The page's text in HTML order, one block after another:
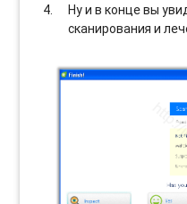
Ну и в конце вы
сканирования и